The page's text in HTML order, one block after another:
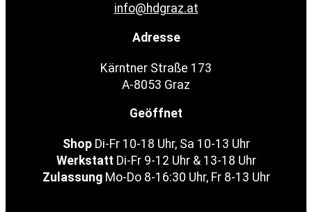
info@hdgraz.at
Adresse
Kärntner Straße 173
A-8053 Graz
Geöffnet
ShopDi-Fr 10-18 Uhr, Sa 10-13 Uhr
Werkstatt Di-Fr 9-12 Uhr & 13-18 Uhr
ZulassungMo-Do 8-16:30 Uhr, Fr 8-13 Uhr